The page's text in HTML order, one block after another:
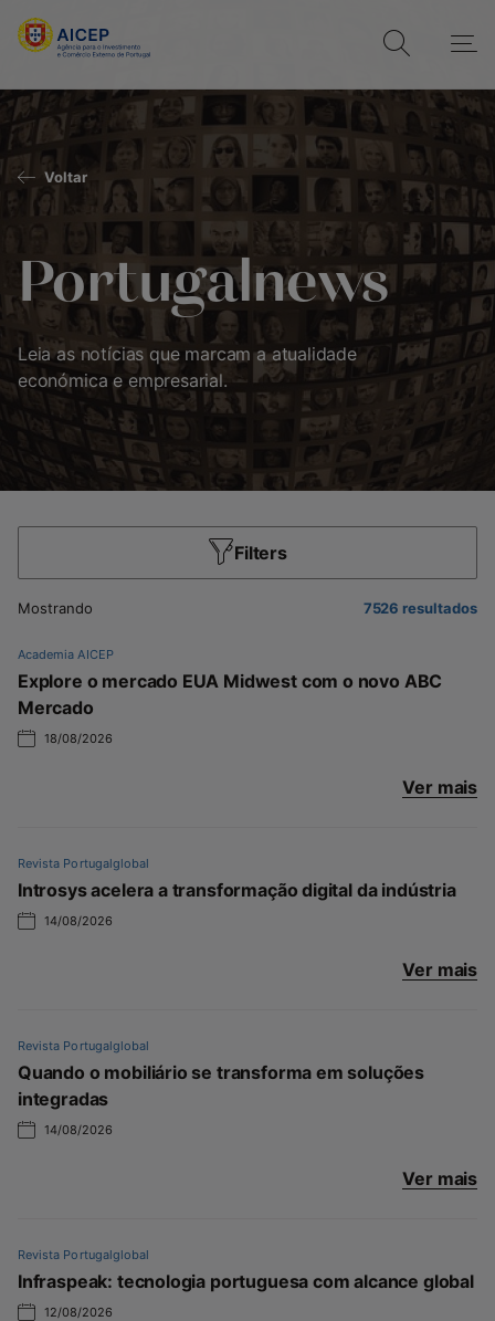
Voltar
Portugalnews
Leia as notícias que marcam a atualidade
económica e empresarial.
Filters
Mostrando 7526 resultados
Academia AICEP
Explore o mercado EUA Midwest com o novo ABC
Mercado
18/08/2026
Ver mais
Revista Portugalglobal
Introsys acelera a transformação digital da indústria
14/08/2026
Ver mais
Revista Portugalglobal
Quando o mobiliário se transforma em soluções
integradas
14/08/2026
Ver mais
Revista Portugalglobal
Infraspeak: tecnologia portuguesa com alcance global
12/08/2026